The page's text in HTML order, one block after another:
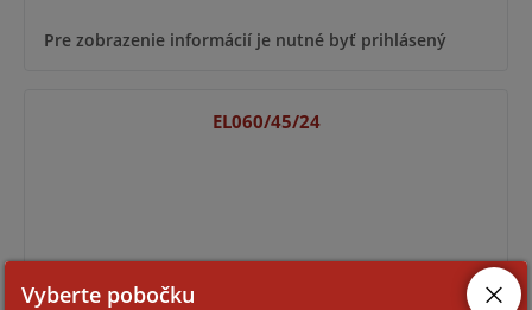
Pre zobrazenie informácií je nutné byť prihlásený
EL060/45/24
Vyberte pobočku